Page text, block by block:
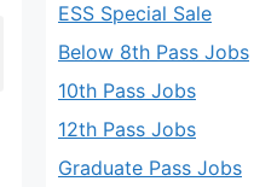
ESS Special Sale
Below 8th Pass Jobs
10th Pass Jobs
12th Pass Jobs
Graduate Pass Jobs